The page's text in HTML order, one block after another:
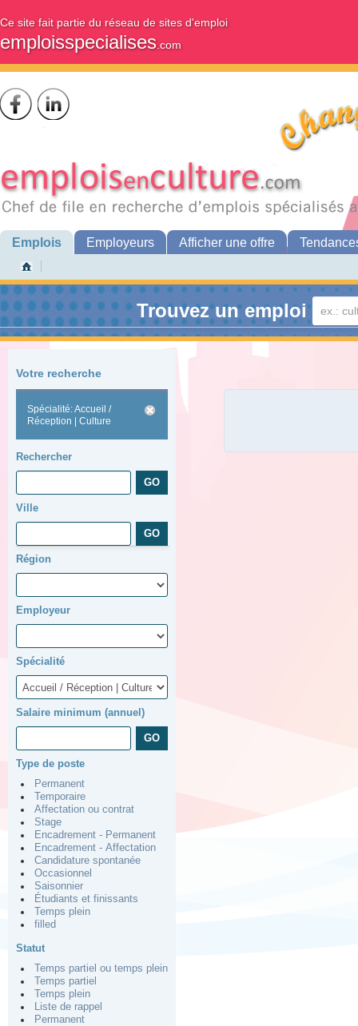
Ce site fait partie du réseau de sites d'emploi
emploisspecialises.com
Emplois Employeurs Afficher une offre
Trouvez un emploi
Votre recherche
Spécialité: Accueil /
Réception | Culture
Rechercher
Ville
Région
Employeur
Spécialité
Salaire minimum (annuel)
Type de poste
Permanent
Temporaire
Affectation ou contrat
Stage
Encadrement - Permanent
Encadrement - Affectation
Candidature spontanée
Occasionnel
Saisonnier
Étudiants et finissants
Temps plein
filled
Statut
Temps partiel ou temps plein
Temps partiel
Temps plein
Liste de rappel
Permanent